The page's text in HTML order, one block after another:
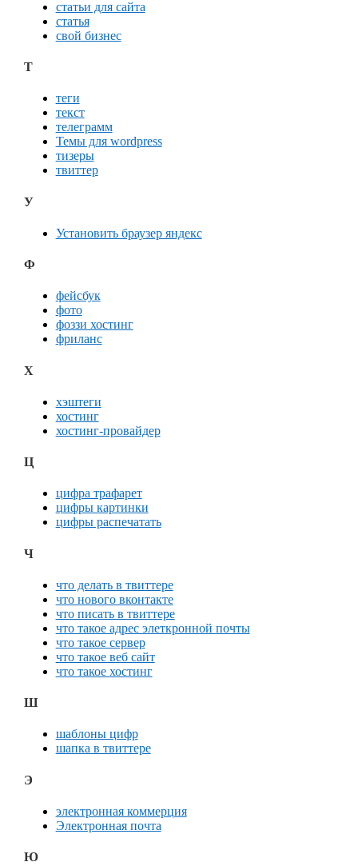
статьи для сайта
статья
свой бизнес
Т
теги
текст
телеграмм
Темы для wordpress
тизеры
твиттер
У
Установить браузер яндекс
Ф
фейсбук
фото
фоззи хостинг
фриланс
Х
хэштеги
хостинг
хостинг-провайдер
Ц
цифра трафарет
цифры картинки
цифры распечатать
Ч
что делать в твиттере
что нового вконтакте
что писать в твиттере
что такое адрес элеткронной почты
что такое сервер
что такое веб сайт
что такое хостинг
Ш
шаблоны цифр
шапка в твиттере
Э
электронная коммерция
Электронная почта
Ю